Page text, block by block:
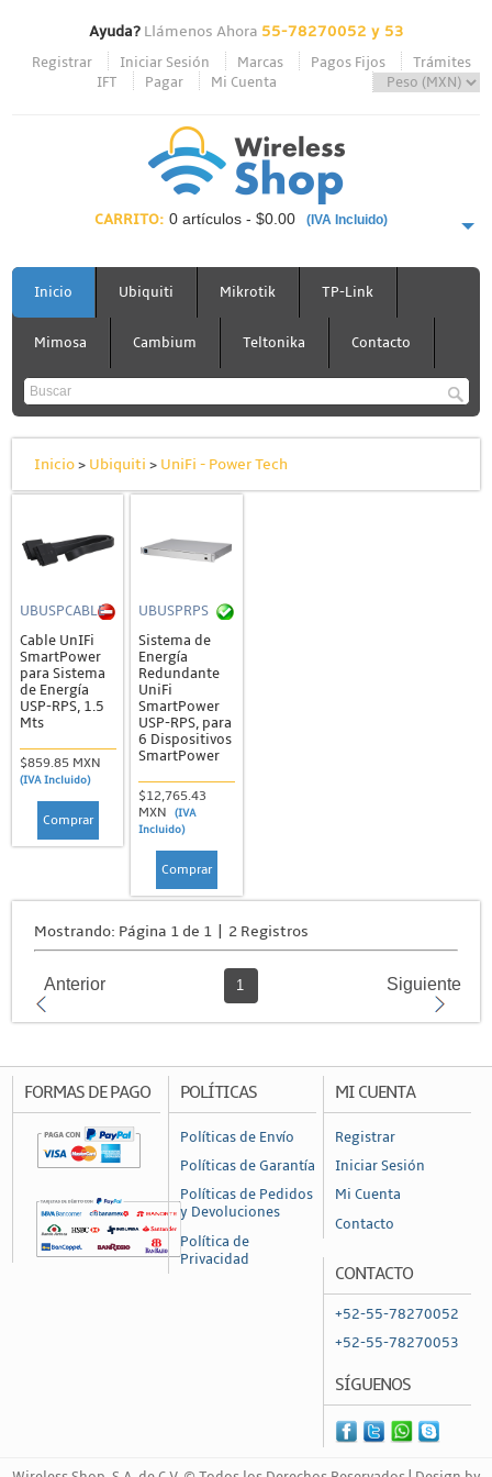
Ayuda?Llámenos Ahora 55-78270052 y 53
Registrar Iniciar Sesión Marcas Pagos Fijos
Trámites
IFT
Pagar Mi Cuenta
CARRITO: 0 artículos - $0.00 (IVA Incluido)
PAGAR AHORA
Inicio Ubiquiti Mikrotik TP-Link
Mimosa Cambium Teltonika Contacto
Inicio> Ubiquiti > UniFi - Power Tech
UBUSPCABLE
Cable UnIFi
SmartPower
para Sistema
de Energía
USP-RPS, 1.5
Mts
$859.85 MXN
(IVA Incluido)
Comprar
UBUSPRPS
Sistema de
Energía
Redundante
UniFi
SmartPower
USP-RPS, para
6 Dispositivos
SmartPower
$12,765.43
MXN
(IVA
Incluido)
Comprar
Mostrando: Página 1 de 1 | 2 Registros
Anterior 1 Siguiente
FORMAS DE PAGO POLÍTICAS
Políticas de Envío
Políticas de Garantía
Políticas de Pedidos
y Devoluciones
Política de
Privacidad
MI CUENTA
Registrar
Iniciar Sesión
Mi Cuenta
Contacto
CONTACTO
+52-55-78270052
+52-55-78270053
SÍGUENOS